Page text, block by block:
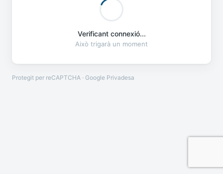
Verificant connexió...
Això trigarà un moment
Protegit per reCAPTCHA · Google Privadesa